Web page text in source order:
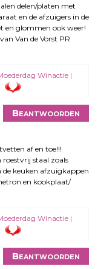
delen/platen met
en de afzuigers in de
en glommen ook weer!
Van de Vorst PR
Winactie |
Beantwoorden
af en toe!!!
roestvrij staal zoals
keuken afzuigkappen
en kookplaat/
Winactie |
Beantwoorden